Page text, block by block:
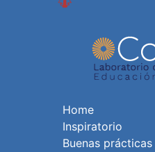
Home
Inspiratorio
Buenas prácticas